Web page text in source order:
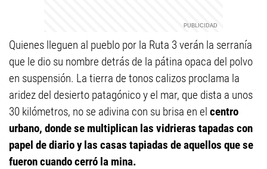
Quienes lleguen al pueblo por la Ruta 3 verán la serranía
que le dio su nombre detrás de la pátina opaca del polvo
en suspensión. La tierra de tonos calizos proclama la
aridez del desierto patagónico y el mar, que dista a unos
30 kilómetros, no se adivina con su brisa en el centro
urbano, donde se multiplican las vidrieras tapadas con
papel de diario y las casas tapiadas de aquellos que se
fueron cuando cerró la mina.